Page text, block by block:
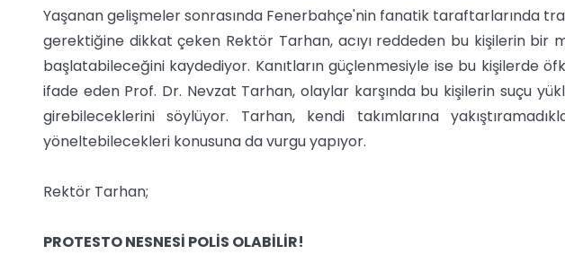
Yaşanan gelişmeler sonrasında Fenerbahçe'nin fanatik taraftarlarında
gerektiğine dikkat çeken Rektör Tarhan, acıyı reddeden bu kişilerin
başlatabileceğini kaydediyor. Kanıtların güçlenmesiyle ise bu kişilerde
ifade eden Prof. Dr. Nevzat Tarhan, olaylar karşında bu kişilerin suçu
girebileceklerini söylüyor. Tarhan, kendi takımlarına
yöneltebilecekleri konusuna da vurgu yapıyor.
Rektör Tarhan;
PROTESTO NESNESİ POLİS OLABİLİR!